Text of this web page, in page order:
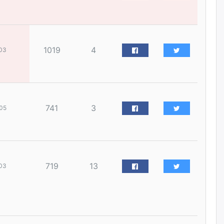
уржигдар
Орон сууц, нийтийн аж ахуй,
авто зам, тохижилт
холбоотой ГОМДОЛ их байгааг
суулгана гэх мэтээр дарамталдаг
1019 4
741 3
719 13